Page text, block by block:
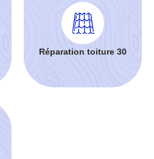
Réparation toiture 30